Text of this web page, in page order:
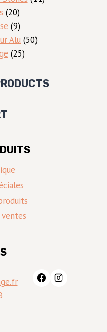
2020
produits
99
produits
Alu 5050
2525